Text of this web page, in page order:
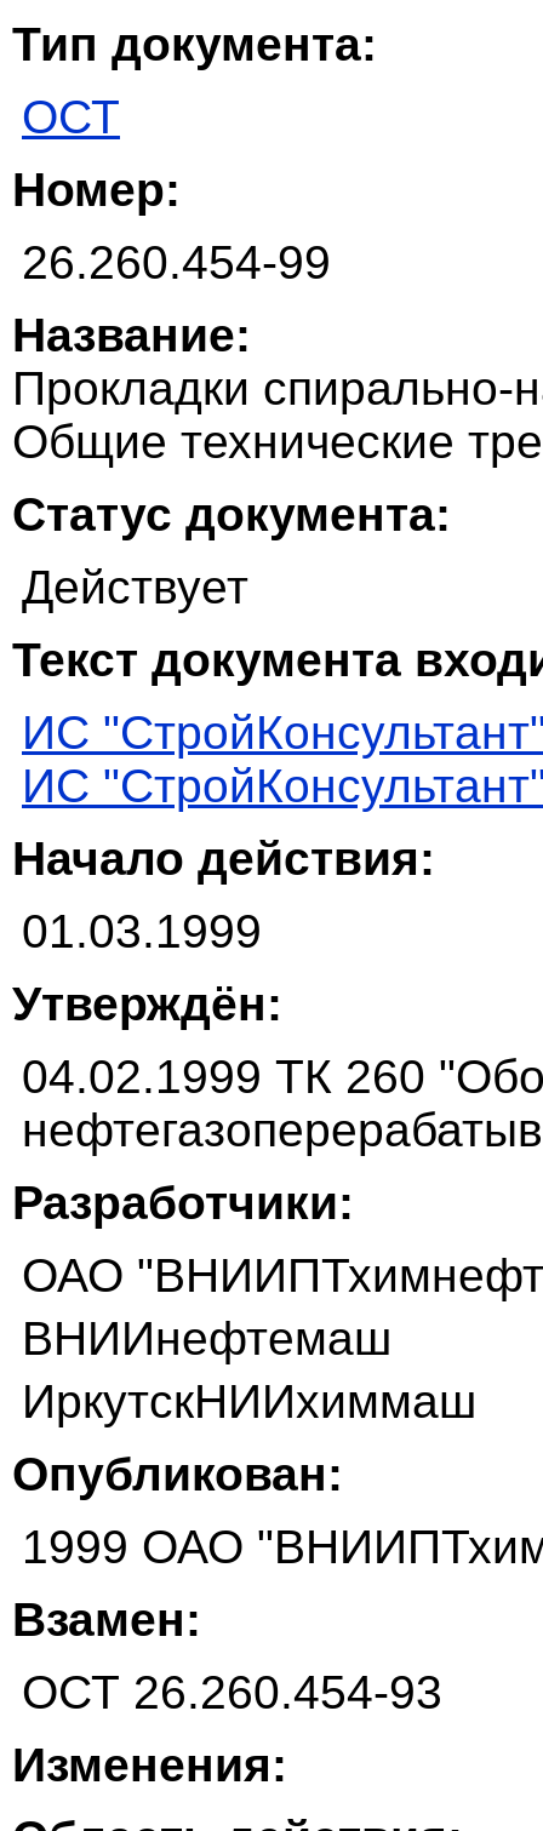
Тип документа:
ОСТ
Номер:
26.260.454-99
Название:
Прокладки
Общие технические
Статус документа:
Действует
Текст документа
ИС
ИС
Начало действия:
01.03.1999
Утверждён:
04.02.1999 ТК 260
Разработчики:
ОАО
ВНИИнефтемаш
ИркутскНИИхиммаш
Опубликован:
1999 ОАО
Взамен:
ОСТ 26.260.454-93
Изменения: